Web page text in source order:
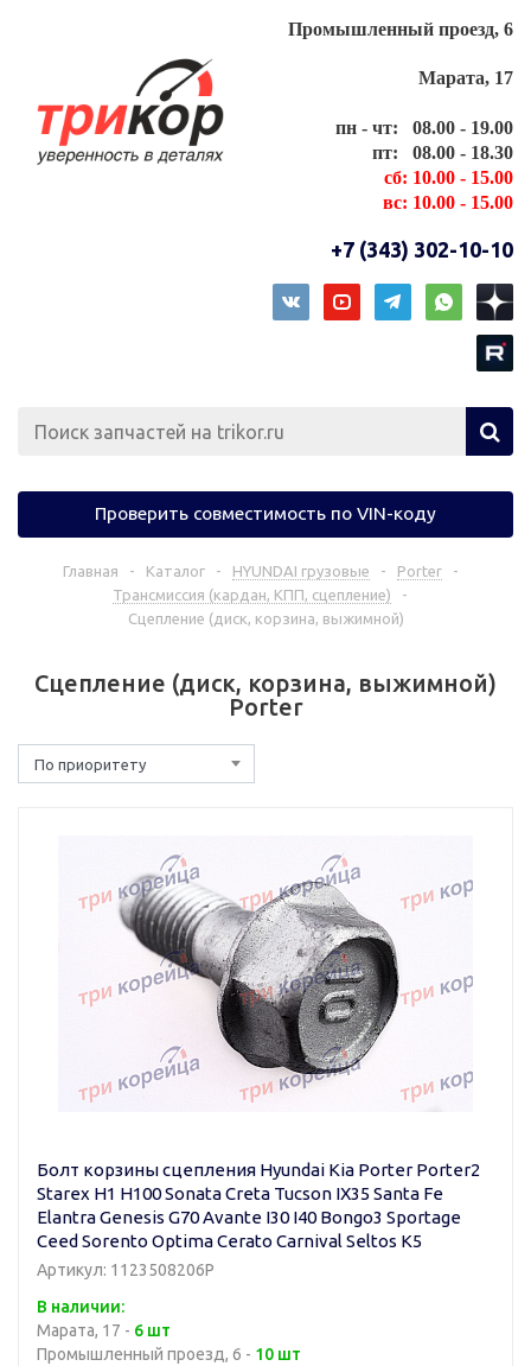
Промышленный проезд, 6
Марата, 17
пн - чт: 08.00 - 19.00
пт: 08.00 - 18.30
сб: 10.00 - 15.00
вс: 10.00 - 15.00
+7 (343) 302-10-10
Проверить совместимость по VIN-коду
Главная - Каталог - HYUNDAI грузовые - Porter
-
Трансмиссия (кардан, КПП, сцепление)
-
Сцепление (диск, корзина, выжимной)
Сцепление (диск, корзина, выжимной)
Porter
По приоритету
Болт корзины сцепления Hyundai Kia Porter Porter2
Starex H1 H100 Sonata Creta Tucson IX35 Santa Fe
Elantra Genesis G70 Avante I30 I40 Bongo3 Sportage
Ceed Sorento Optima Cerato Carnival Seltos K5
Артикул: 1123508206P
В наличии:
Марата, 17 - 6 шт
Промышленный проезд, 6 - 10 шт